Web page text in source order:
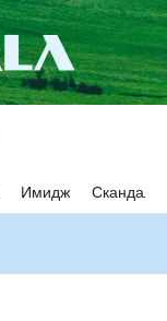
Имидж Скандалы